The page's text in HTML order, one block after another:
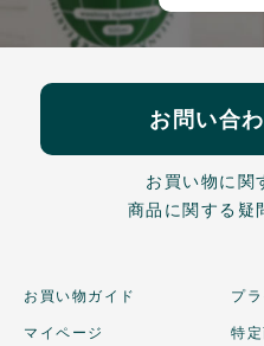
お問い合
お買い物に関
商品に関する疑
お買い物ガイド
マイページ
プ
特